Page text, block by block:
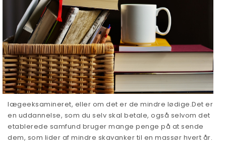
lægeeksamineret, eller om det er de mindre lødige.Det er
en uddannelse, som du selv skal betale, også selvom det
etablerede samfund bruger mange penge på at sende
dem, som lider af mindre skavanker til en massør hvert år.